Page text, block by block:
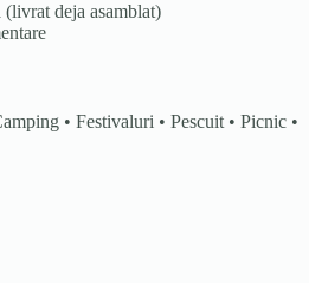
deja asamblat)
• Festivaluri • Pescuit • Picnic •